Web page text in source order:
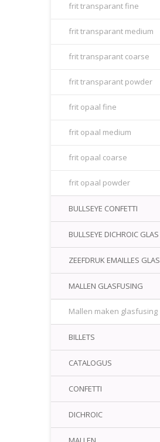
frit transparant fine
frit transparant medium
frit transparant coarse
frit transparant powder
frit opaal fine
frit opaal medium
frit opaal coarse
frit opaal powder
BULLSEYE CONFETTI
BULLSEYE DICHROIC GLAS
ZEEFDRUK EMAILLES GLAS
MALLEN GLASFUSING
Mallen maken glasfusing
BILLETS
CATALOGUS
CONFETTI
DICHROIC